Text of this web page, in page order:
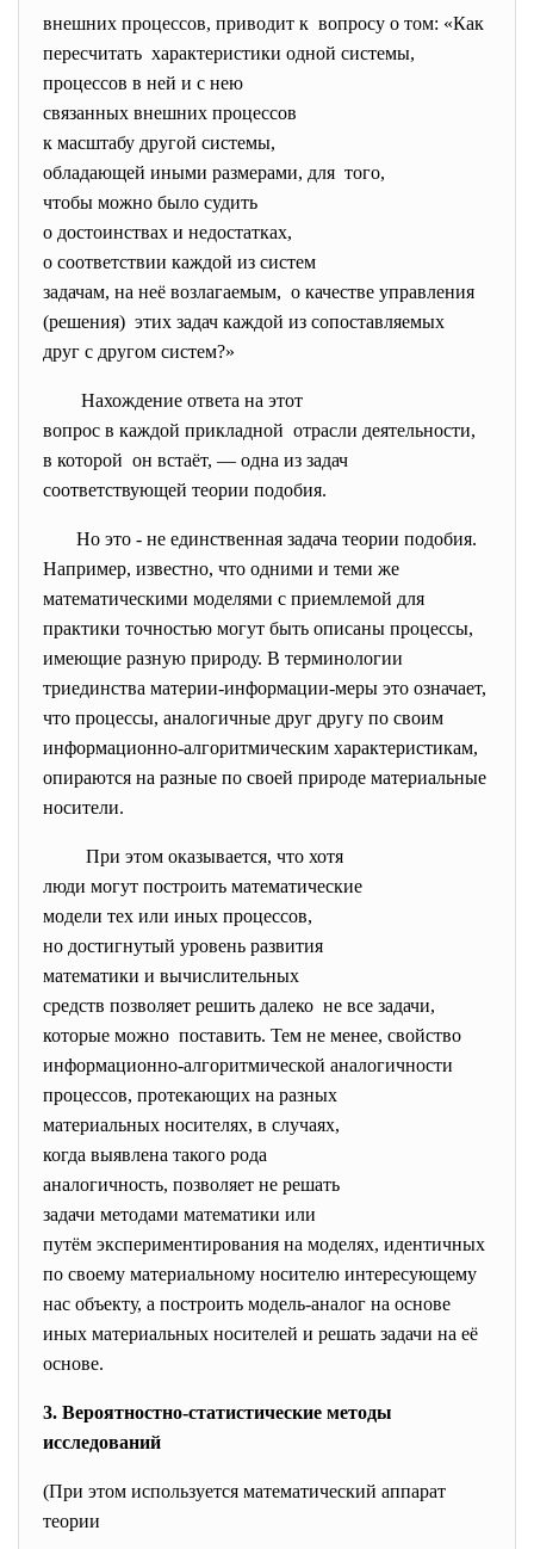
внешних процессов, приводит к вопросу о том: «Как
пересчитать характеристики одной системы,
процессов в ней и с нею
связанных внешних процессов
к масштабу другой системы,
обладающей иными размерами, для того,
чтобы можно было судить
о достоинствах и недостатках,
о соответствии каждой из систем
задачам, на неё возлагаемым, о качестве управления
(решения) этих задач каждой из сопоставляемых
друг с другом систем?»
Нахождение ответа на этот
вопрос в каждой прикладной отрасли деятельности,
в которой он встаёт, — одна из задач
соответствующей теории подобия.
Но это - не единственная задача теории подобия.
Например, известно, что одними и теми же
математическими моделями с приемлемой для
практики точностью могут быть описаны процессы,
имеющие разную природу. В терминологии
триединства материи-информации-меры это означает,
что процессы, аналогичные друг другу по своим
информационно-алгоритмическим характеристикам,
опираются на разные по своей природе материальные
носители.
При этом оказывается, что хотя
люди могут построить математические
модели тех или иных процессов,
но достигнутый уровень развития
математики и вычислительных
средств позволяет решить далеко не все задачи,
которые можно поставить. Тем не менее, свойство
информационно-алгоритмической аналогичности
процессов, протекающих на разных
материальных носителях, в случаях,
когда выявлена такого рода
аналогичность, позволяет не решать
задачи методами математики или
путём экспериментирования на моделях, идентичных
по своему материальному носителю интересующему
нас объекту, а построить модель-аналог на основе
иных материальных носителей и решать задачи на её
основе.
3. Вероятностно-статистические методы
исследований
(При этом используется математический аппарат
теории